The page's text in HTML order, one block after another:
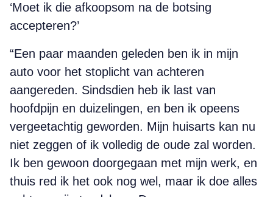
‘Moet ik die afkoopsom na de botsing
accepteren?’
“Een paar maanden geleden ben ik in mijn
auto voor het stoplicht van achteren
aangereden. Sindsdien heb ik last van
hoofdpijn en duizelingen, en ben ik opeens
vergeetachtig geworden. Mijn huisarts kan nu
niet zeggen of ik volledig de oude zal worden.
Ik ben gewoon doorgegaan met mijn werk, en
thuis red ik het ook nog wel, maar ik doe alles